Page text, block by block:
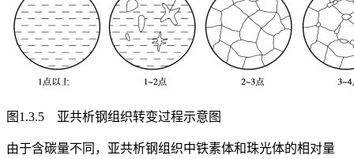
图1.3.5 亚共析钢组织转变过程示意图
由于含碳量不同，亚共析钢组织中铁素体和珠光体的相对量